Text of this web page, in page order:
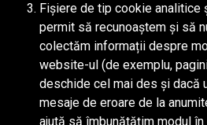
Fișiere de tip cookie analitice
permit să recunoaștem și să
colectăm informații despre
website-ul (de exemplu,
deschide cel mai des și dacă
mesaje de eroare de la
ajută să îmbunătățim modul